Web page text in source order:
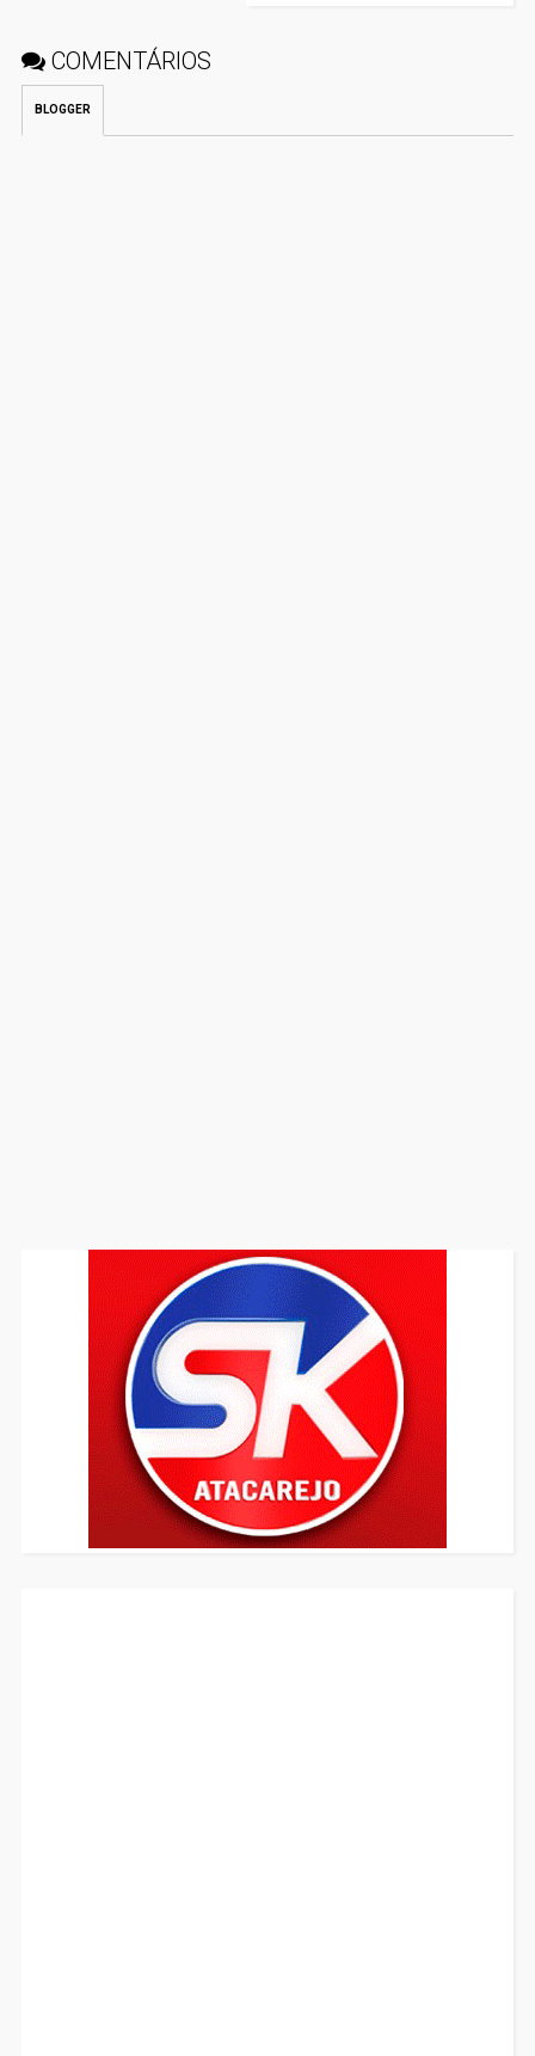
COMENTÁRIOS
BLOGGER